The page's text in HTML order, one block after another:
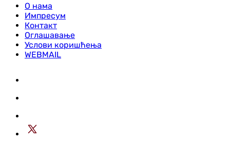
О нама
Импресум
Контакт
Оглашавање
Услови коришћења
WEBMAIL